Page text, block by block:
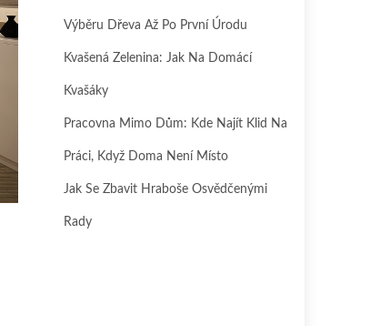
Výběru Dřeva Až Po První Úrodu
Kvašená Zelenina: Jak Na Domácí
Kvašáky
Pracovna Mimo Dům: Kde Najít Klid Na
Práci, Když Doma Není Místo
Jak Se Zbavit Hraboše Osvědčenými
Rady